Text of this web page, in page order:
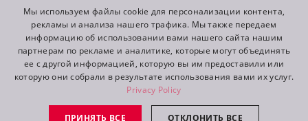
©2026 ROBE lighting s.r.o.
All rights reserved. Created by
ENGLISH
DE
FR
RU
Мы используем файлы cookie для персонализации контента,
рекламы и анализа нашего трафика. Мы также передаем
информацию об использовании вами нашего сайта нашим
партнерам по рекламе и аналитике, которые могут объединять
ее с другой информацией, которую вы им предоставили или
которую они собрали в результате использования вами их услуг.
Privacy Policy
ПРИНЯТЬ ВСЕ ОТКЛОНИТЬ ВСЕ